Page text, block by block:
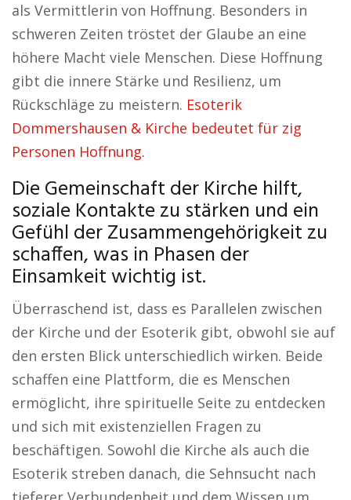
als Vermittlerin von Hoffnung. Besonders in
schweren Zeiten tröstet der Glaube an eine
höhere Macht viele Menschen. Diese Hoffnung
gibt die innere Stärke und Resilienz, um
Rückschläge zu meistern. Esoterik
Dommershausen & Kirche bedeutet für zig
Personen Hoffnung.
Die Gemeinschaft der Kirche hilft,
soziale Kontakte zu stärken und ein
Gefühl der Zusammengehörigkeit zu
schaffen, was in Phasen der
Einsamkeit wichtig ist.
Überraschend ist, dass es Parallelen zwischen
der Kirche und der Esoterik gibt, obwohl sie auf
den ersten Blick unterschiedlich wirken. Beide
schaffen eine Plattform, die es Menschen
ermöglicht, ihre spirituelle Seite zu entdecken
und sich mit existenziellen Fragen zu
beschäftigen. Sowohl die Kirche als auch die
Esoterik streben danach, die Sehnsucht nach